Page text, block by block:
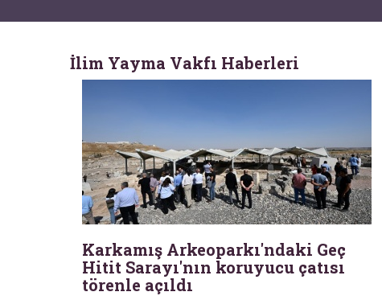
İlim Yayma Vakfı Haberleri
Karkamış Arkeoparkı'ndaki Geç
Hitit Sarayı'nın koruyucu çatısı
törenle açıldı